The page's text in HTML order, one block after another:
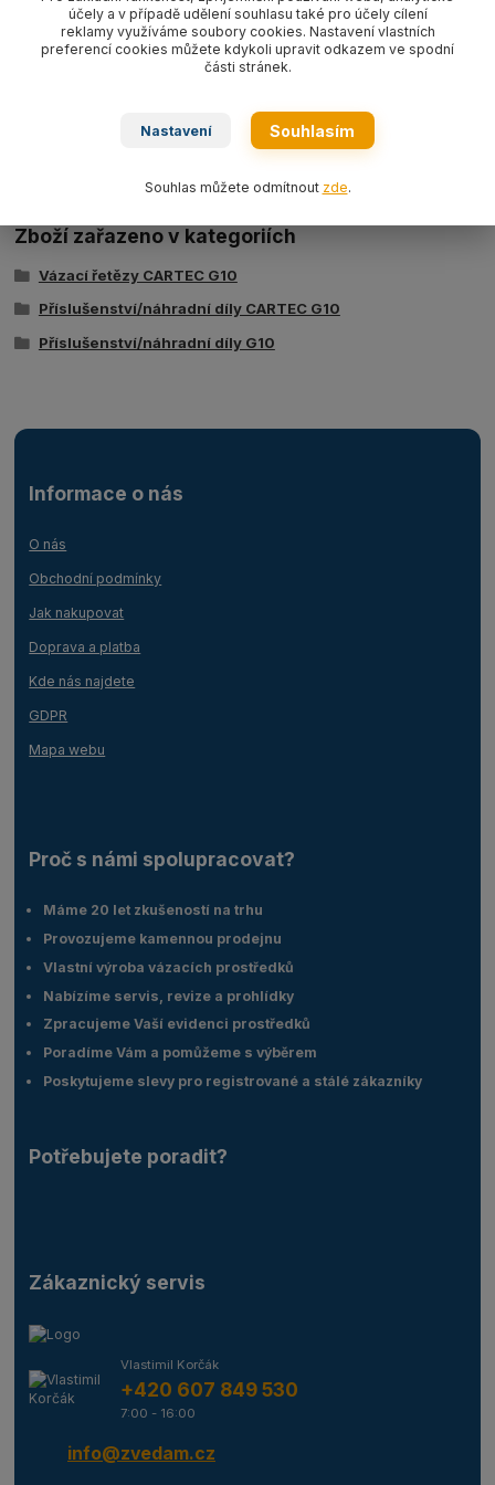
s rozměry háků.
_ps_302Technicky-list-CBX.pdf
Zboží zařazeno v kategoriích
Vázací řetězy CARTEC G10
Příslušenství/náhradní díly CARTEC G10
Příslušenství/náhradní díly G10
Informace o nás
O nás
Obchodní podmínky
Jak nakupovat
Doprava a platba
Kde nás najdete
GDPR
Mapa webu
Proč s námi spolupracovat?
Máme 20 let zkušeností na trhu
Provozujeme kamennou prodejnu
Vlastní výroba vázacích prostředků
Nabízíme servis, revize a prohlídky
Zpracujeme Vaší evidenci prostředků
Poradíme Vám a pomůžeme s výběrem
Poskytujeme slevy pro registrované a stálé zákazníky
Potřebujete poradit?
Zákaznický servis
Vlastimil Korčák
+420 607 849 530
7:00 - 16:00
info@zvedam.cz
účely a v případě udělení souhlasu také pro účely cílení
reklamy využíváme soubory cookies. Nastavení vlastních
preferencí cookies můžete kdykoli upravit odkazem ve spodní
části stránek.
Nastavení Souhlasím
Souhlas můžete odmítnout zde.